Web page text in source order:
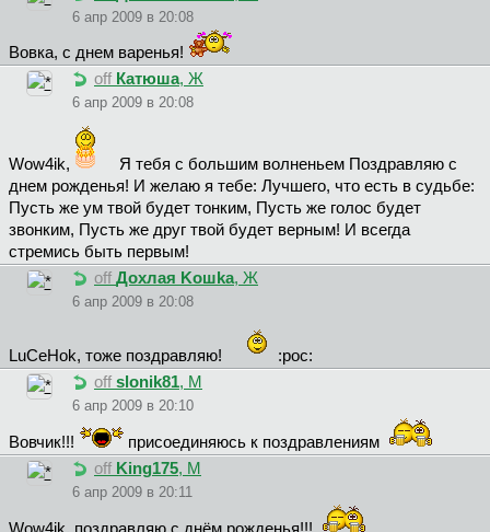
6 апр 2009 в 20:08
Вовка, с днем варенья!
off Катюша, Ж
6 апр 2009 в 20:08
Wow4ik,
Я тебя с большим волненьем Поздравляю с
днем рожденья! И желаю я тебе: Лучшего, что есть в судьбе:
Пусть же ум твой будет тонким, Пусть же голос будет
звонким, Пусть же друг твой будет верным! И всегда
стремись быть первым!
off Дoxлaя Koшka, Ж
6 апр 2009 в 20:08
LuCeHok, тоже поздравляю!
:poc:
off slonik81, М
6 апр 2009 в 20:10
Вовчик!!!
присоединяюсь к поздравлениям
off King175, М
6 апр 2009 в 20:11